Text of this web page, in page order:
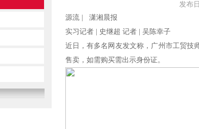
发布
源流 | 潇湘晨报
实习记者 | 史继超 记者 | 吴陈幸子
近日，有多名网友发文称，广州市工贸技
售卖，如需购买需出示身份证。